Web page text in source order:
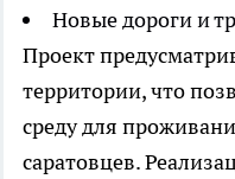
Новые дороги и
Проект
территории, что
среду для
саратовцев.